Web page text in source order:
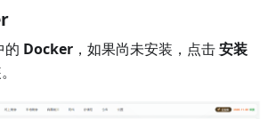
的 Docker ，如果尚未安装，点击安装